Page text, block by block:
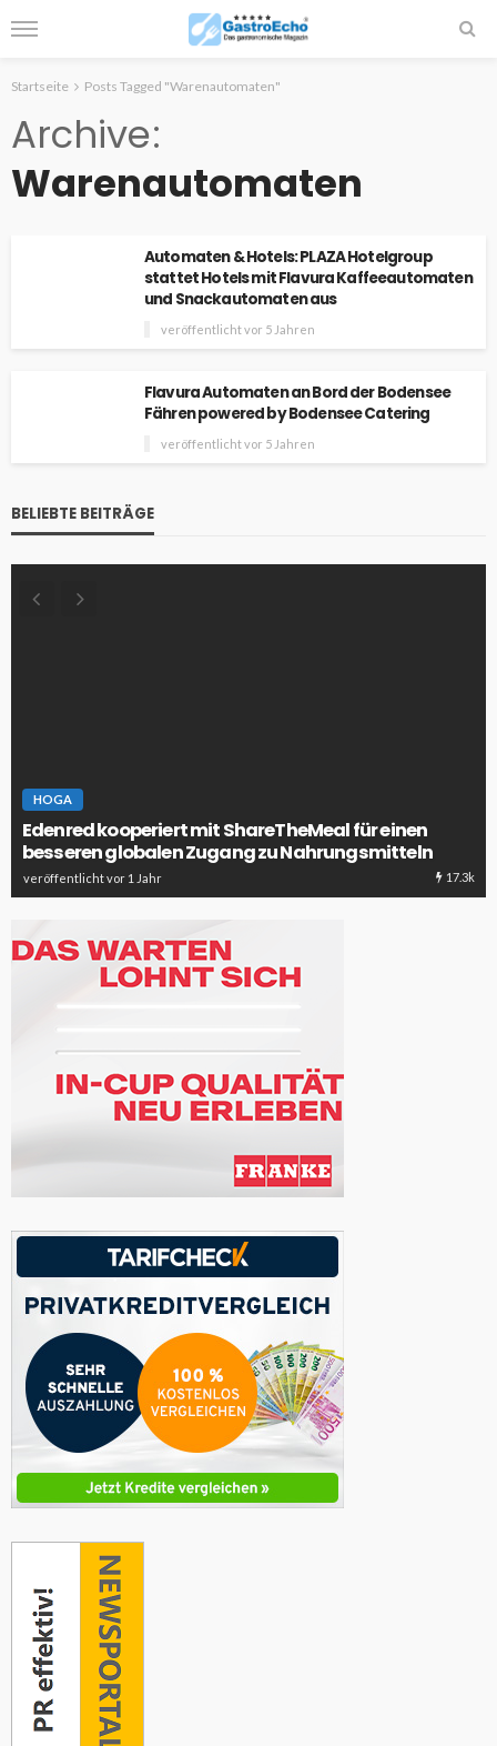
Startseite Posts Tagged "Warenautomaten"
Archive
Warenautomaten
Automaten & Hotels: PLAZA Hotelgroup
stattet Hotels mit Flavura Kaffeeautomaten
und Snackautomaten aus
veröffentlicht vor 5 Jahren
Flavura Automaten an Bord der Bodensee
Fähren powered by Bodensee Catering
veröffentlicht vor 5 Jahren
BELIEBTE BEITRÄGE
HOGA
Edenred kooperiert mit ShareTheMeal für einen
besseren globalen Zugang zu Nahrungsmitteln
veröffentlicht vor 1 Jahr 17.3k